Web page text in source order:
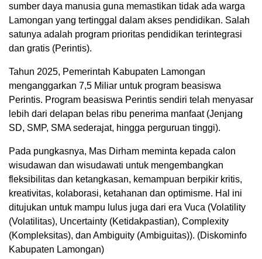
sumber daya manusia guna memastikan tidak ada warga
Lamongan yang tertinggal dalam akses pendidikan. Salah
satunya adalah program prioritas pendidikan terintegrasi
dan gratis (Perintis).
Tahun 2025, Pemerintah Kabupaten Lamongan
menganggarkan 7,5 Miliar untuk program beasiswa
Perintis. Program beasiswa Perintis sendiri telah menyasar
lebih dari delapan belas ribu penerima manfaat (Jenjang
SD, SMP, SMA sederajat, hingga perguruan tinggi).
Pada pungkasnya, Mas Dirham meminta kepada calon
wisudawan dan wisudawati untuk mengembangkan
fleksibilitas dan ketangkasan, kemampuan berpikir kritis,
kreativitas, kolaborasi, ketahanan dan optimisme. Hal ini
ditujukan untuk mampu lulus juga dari era Vuca (Volatility
(Volatilitas), Uncertainty (Ketidakpastian), Complexity
(Kompleksitas), dan Ambiguity (Ambiguitas)). (Diskominfo
Kabupaten Lamongan)